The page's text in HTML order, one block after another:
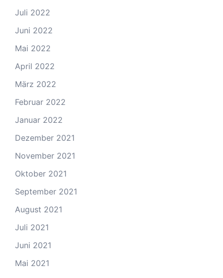
Juli 2022
Juni 2022
Mai 2022
April 2022
März 2022
Februar 2022
Januar 2022
Dezember 2021
November 2021
Oktober 2021
September 2021
August 2021
Juli 2021
Juni 2021
Mai 2021